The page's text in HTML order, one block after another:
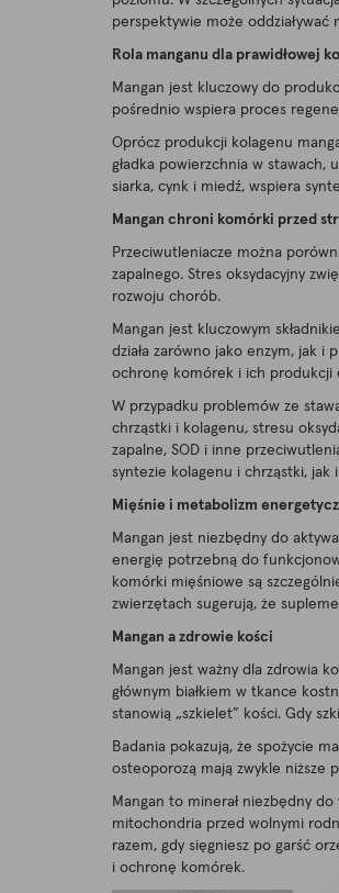
perspektywie może oddziaływać
Rola manganu dla prawidłowej
Mangan jest kluczowy do
pośrednio wspiera proces
Oprócz produkcji kolagenu
gładka powierzchnia w stawach,
siarka, cynk i miedź, wspiera
Mangan chroni komórki przed
Przeciwutleniacze można
zapalnego. Stres oksydacyjny
rozwoju chorób.
Mangan jest kluczowym
działa zarówno jako enzym, jak
ochronę komórek i ich produkcji
W przypadku problemów ze
chrząstki i kolagenu, stresu
zapalne, SOD i inne
syntezie kolagenu i chrząstki, jak
Mięśnie i metabolizm
Mangan jest niezbędny do
energię potrzebną do
komórki mięśniowe są
zwierzętach sugerują, że
Mangan a zdrowie kości
Mangan jest ważny dla zdrowia
głównym białkiem w tkance
stanowią „szkielet” kości. Gdy
Badania pokazują, że spożycie
osteoporozą mają zwykle niższe
Mangan to minerał niezbędny
mitochondria przed wolnymi
razem, gdy sięgniesz po garść
i ochronę komórek.